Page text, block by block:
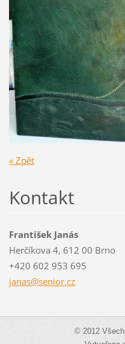
« Zpět
Kontakt
František Janás
Herčíkova 4, 612 00 Brno
+420 602 953 695
janas@senior.cz
© 2012